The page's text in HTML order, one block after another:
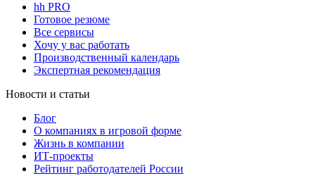
hh PRO
Готовое резюме
Все сервисы
Хочу у вас работать
Производственный календарь
Экспертная рекомендация
Новости и статьи
Блог
О компаниях в игровой форме
Жизнь в компании
ИТ-проекты
Рейтинг работодателей России